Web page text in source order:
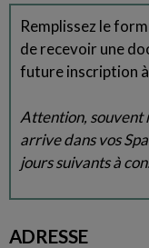
Remplissez le
de recevoir une
future inscription
Attention, souvent
arrive dans vos
jours suivants à
ADRESSE